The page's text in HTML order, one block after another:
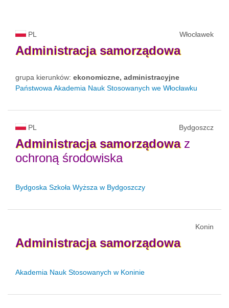
PL Włocławek
Administracja samorządowa
grupa kierunków: ekonomiczne, administracyjne
Państwowa Akademia Nauk Stosowanych we Włocławku
PL Bydgoszcz
Administracja samorządowaz
ochroną środowiska
Bydgoska Szkoła Wyższa w Bydgoszczy
Konin
Administracja samorządowa
Akademia Nauk Stosowanych w Koninie